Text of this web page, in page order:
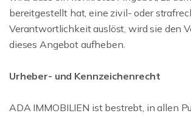
bereitgestellt hat, eine zivil- oder
Verantwortlichkeit auslöst, wird sie den
dieses Angebot aufheben.
Urheber- und Kennzeichenrecht
ADA IMMOBILIEN ist bestrebt, in allen